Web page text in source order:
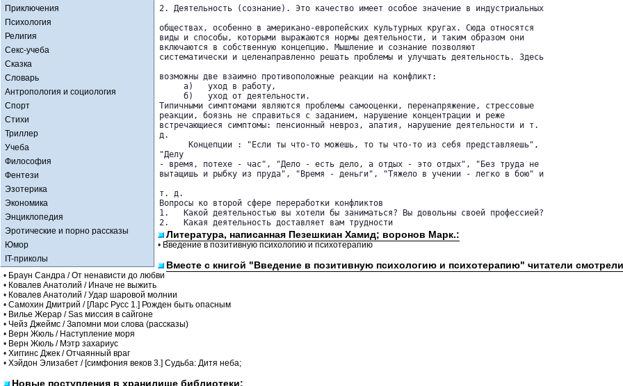
Приключения
Психология
Религия
Секс-учеба
Сказка
Словарь
Антропология и социология
Спорт
Стихи
Триллер
Учеба
Философия
Фентези
Эзотерика
Экономика
Энциклопедия
Эротические и порно рассказы
Юмор
IT-приколы
2. Деятельность (сознание). Это качество имеет особое значение в индустриальных
обществах, особенно в американо-европейских культурных кругах. Сюда относятся
виды и способы, которыми выражаются нормы деятельности, и таким образом они
включаются в собственную концепцию. Мышление и сознание позволяют
систематически и целенаправленно решать проблемы и улучшать деятельность. Здесь
возможны две взаимно противоположные реакции на конфликт:
     а)   уход в работу,
     б)   уход от деятельности.
Типичными симптомами являются проблемы самооценки, перенапряжение, стрессовые
реакции, боязнь не справиться с заданием, нарушение концентрации и реже
встречающиеся симптомы: пенсионный невроз, апатия, нарушение деятельности и т.
д.
      Концепции : "Если ты что-то можешь, то ты что-то из себя представляешь",
"Делу
- время, потехе - час", "Дело - есть дело, а отдых - это отдых", "Без труда не
вытащишь и рыбку из пруда", "Время - деньги", "Тяжело в учении - легко в бою" и
т. д.
Вопросы ко второй сфере переработки конфликтов
1.   Какой деятельностью вы хотели бы заниматься? Вы довольны своей профессией?
2.   Какая деятельность доставляет вам трудности
Литература, написанная Пезешкиан Хамид; воронов Марк.:
• Введение в позитивную психологию и психотерапию
Вместе с книгой "Введение в позитивную психологию и психотерапию" читатели
• Браун Сандра / От ненависти до любви
• Ковалев Анатолий / Иначе не выжить
• Ковалев Анатолий / Удар шаровой молнии
• Самохин Дмитрий / [Ларс Русс 1.] Рожден быть опасным
• Вилье Жерар / Sas миссия в сайгоне
• Чейз Джеймс / Запомни мои слова (рассказы)
• Верн Жюль / Наступление моря
• Верн Жюль / Мэтр захариус
• Хиггинс Джек / Отчаянный враг
• Хэйдон Элизабет / [симфония веков 3.] Судьба: Дитя неба;
Новые поступления в хранилище библиотеки: